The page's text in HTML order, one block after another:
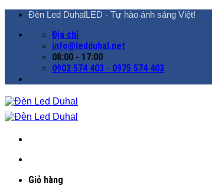
ChuyểnĐèn Led DuhalLED - Tự hào ánh sáng Việt!
Địa chỉ
info@ledduhal.net
08:00 - 17:00
0902 574 403 - 0975 574 403
Giỏ hàng